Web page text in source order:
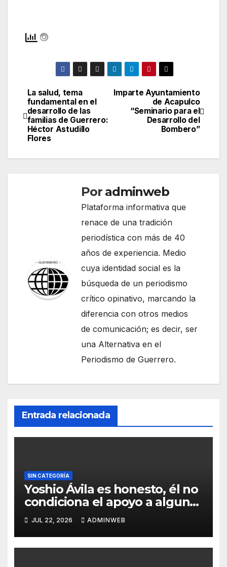
Navegación
de
entradas
Imparte Ayuntamiento
de Acapulco
“Seminario para el
Desarrollo del
Bombero”
La salud, tema
fundamental en el
desarrollo de las
familias de Guerrero:
Héctor Astudillo
Flores
Por adminweb
Plataforma informativa que
renace de una tradición
periodística con más de 40
años de experiencia. Medio
cuya identidad social es la
búsqueda de un periodismo
crítico opinativo, marcando la
diferencia con otros medios
de comunicación; es decir, ser
una Alternativa en el
Periodismo de Guerrero.
Entrada relacionada
SIN CATEGORÍA
Yoshio Ávila es honesto, él no
condiciona el apoyo a alguna
figura política por una
candidatura
JUL 22, 2026 ADMINWEB